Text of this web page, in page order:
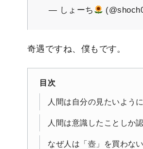
— しょーち
奇遇ですね、僕もです。
目次
人間は自分の見たいよう
人間は意識したことしか
なぜ人は「壺」を買わな